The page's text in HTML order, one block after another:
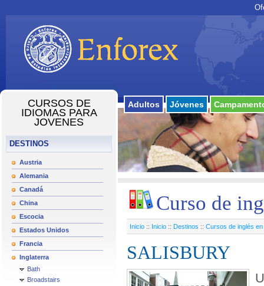
Adultos Jóvenes
CURSOS DE
IDIOMAS PARA
JOVENES
DESTINOS
Austria
Alemania
Canadá
China
Escocia
Estados Unidos
Francia
Inglaterra
Bath
Broadstairs
Curso de
Inicio :: Inicio :: Destinos :: Cursos de inglés
SALISBURY